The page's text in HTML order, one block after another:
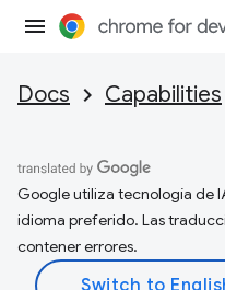
Docs Capabilities
Google utiliza tecnología de
idioma preferido. Las
contener errores.